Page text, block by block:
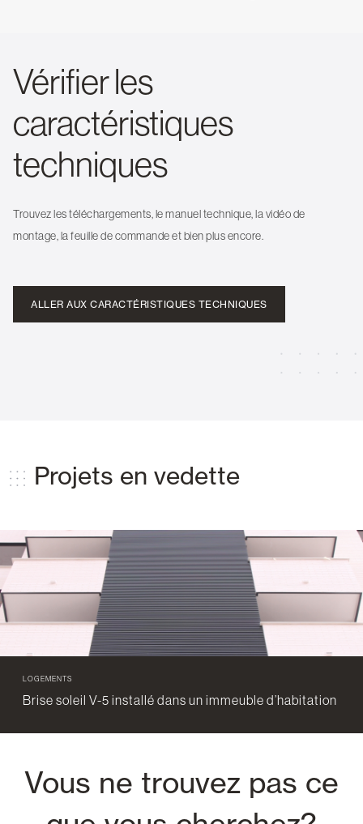
Vérifier les
caractéristiques
techniques
Trouvez les téléchargements, le manuel technique, la vidéo de
montage, la feuille de commande et bien plus encore.
ALLER AUX CARACTÉRISTIQUES TECHNIQUES
Projets en vedette
LOGEMENTS
Brise soleil V-5 installé dans un immeuble d’habitation
Vous ne trouvez pas ce